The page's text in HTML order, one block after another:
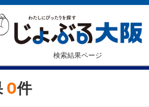
検索結果ページ
0件